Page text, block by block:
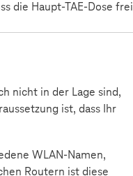
die Haupt-TAE-Dose frei
nicht in der Lage sind,
ist, dass Ihr
WLAN-Namen,
Routern ist diese